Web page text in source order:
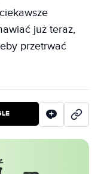
już teraz,
przetrwać